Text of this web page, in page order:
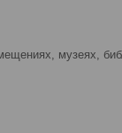
музеях,